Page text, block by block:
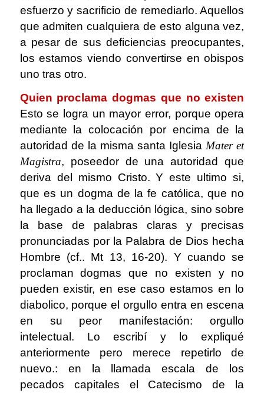
esfuerzo y sacrificio de remediarlo. Aquellos
que admiten cualquiera de esto alguna vez,
a pesar de sus deficiencias preocupantes,
los estamos viendo convertirse en obispos
uno tras otro.
Quien proclama dogmas que no existen
Esto se logra un mayor error, porque opera
mediante la colocación por encima de la
autoridad de la misma santa IglesiaMater et
Magistra, poseedor de una autoridad que
deriva del mismo Cristo. Y este ultimo si,
que es un dogma de la fe católica, que no
ha llegado a la deducción lógica, sino sobre
la base de palabras claras y precisas
pronunciadas por la Palabra de Dios hecha
Hombre (cf.. Mt 13, 16-20). Y cuando se
proclaman dogmas que no existen y no
pueden existir, en ese caso estamos en lo
diabolico, porque el orgullo entra en escena
en su peor manifestación: orgullo
intelectual. Lo escribí y lo expliqué
anteriormente pero merece repetirlo de
nuevo.: en la llamada escala de los
pecados capitales el Catecismo de la